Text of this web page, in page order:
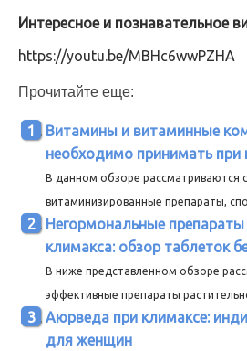
Интересное и познавательное
https://youtu.be/MBHc6wwPZHA
Прочитайте еще:
Витамины и витаминные
необходимо принимать при
В данном обзоре
витаминизированные препараты,
Негормональные препараты
климакса: обзор таблеток
В ниже представленном обзоре
эффективные препараты
Аюрведа при климаксе:
для женщин